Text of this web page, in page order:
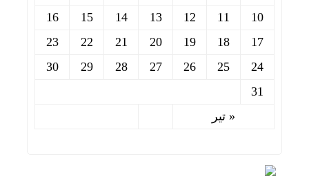
« تیر
10
11
12
13
14
15
16
17
18
19
20
21
22
23
24
25
26
27
28
29
30
31